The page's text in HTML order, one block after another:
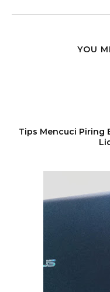
YOU
Tips Mencuci Piring